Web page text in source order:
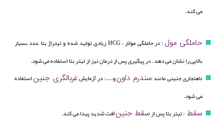
می کند.
حاملگی مول
: در حاملگی مولار ، HCG زیادی تولید شده و تیتراژ بتا عدد بسیار
بالایی را نشان می دهد . در پیگیری پس از درمان نیز از تیتر بتا استفاده می شود.
ناهنجاری جنینی مانندسندرم داونو.....: در آزمایشغربالگری جنیناستفاده
می شود.
سقط : تیتر بتا پس ازسقط جنینافت شدید پیدا می کند.